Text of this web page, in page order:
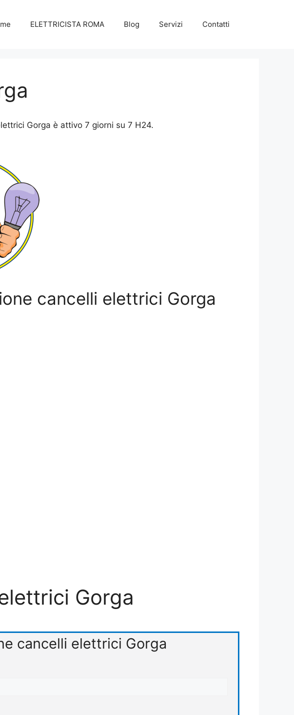
ELETTRICISTA ROMA Blog Servizi Contatti
Gorga è attivo 7 giorni su 7 H24.
cancelli elettrici Gorga
Gorga
cancelli elettrici Gorga